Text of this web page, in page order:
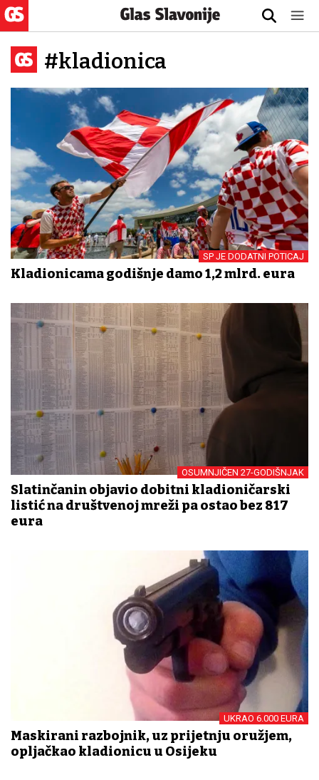
#kladionica
SP JE DODATNI POTICAJ
Kladionicama godišnje damo 1,2 mlrd. eura
OSUMNJIČEN 27-GODIŠNJAK
Slatinčanin objavio dobitni kladioničarski
listić na društvenoj mreži pa ostao bez 817
eura
UKRAO 6.000 EURA
Maskirani razbojnik, uz prijetnju oružjem,
opljačkao kladionicu u Osijeku